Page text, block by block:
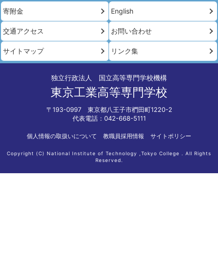
寄附金
English
交通アクセス お問い合わせ
サイトマップ リンク集
独立行政法人 国立高等専門学校機構
東京工業高等専門学校
〒193-0997 東京都八王子市椚田町1220-2
代表電話：042-668-5111
個人情報の取扱いについて 教職員採用情報 サイトポリシー
Copyright (C) National Institute of Technology ,Tokyo College . All Rights
Reserved.